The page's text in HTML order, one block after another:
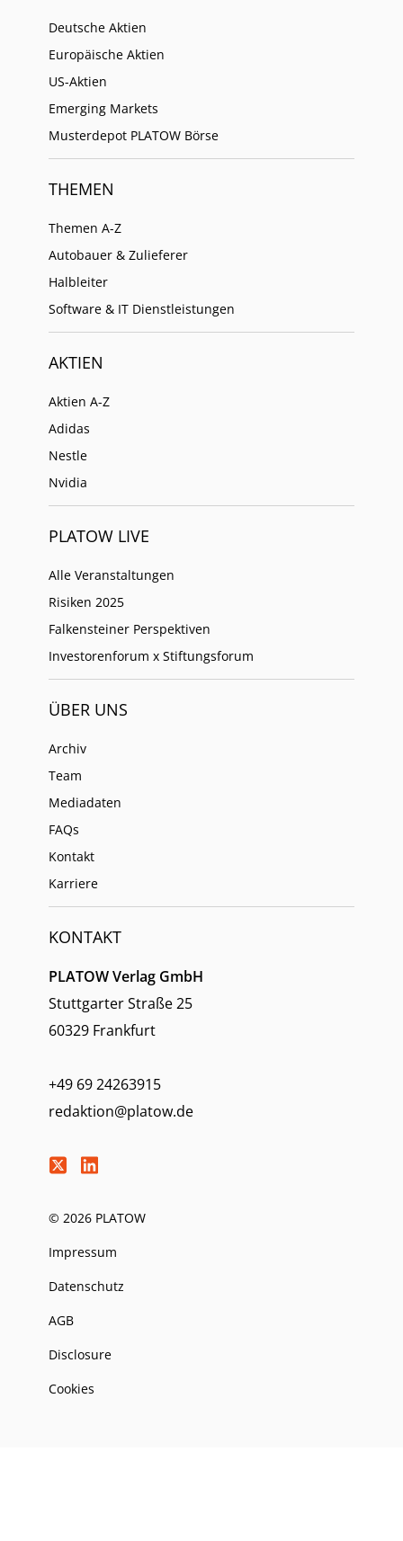
Deutsche Aktien
Europäische Aktien
US-Aktien
Emerging Markets
Musterdepot PLATOW Börse
THEMEN
Themen A-Z
Autobauer & Zulieferer
Halbleiter
Software & IT Dienstleistungen
AKTIEN
Aktien A-Z
Adidas
Nestle
Nvidia
PLATOW LIVE
Alle Veranstaltungen
Risiken 2025
Falkensteiner Perspektiven
Investorenforum x Stiftungsforum
ÜBER UNS
Archiv
Team
Mediadaten
FAQs
Kontakt
Karriere
KONTAKT
PLATOW Verlag GmbH
Stuttgarter Straße 25
60329 Frankfurt
+49 69 24263915
redaktion@platow.de
© 2026 PLATOW
Impressum
Datenschutz
AGB
Disclosure
Cookies